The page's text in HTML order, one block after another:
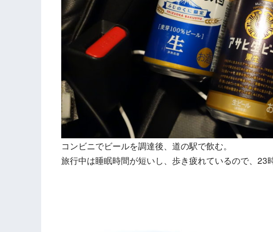
コンビニでビールを調達後、道の駅で飲む。
旅行中は睡眠時間が短いし、歩き疲れているので、23